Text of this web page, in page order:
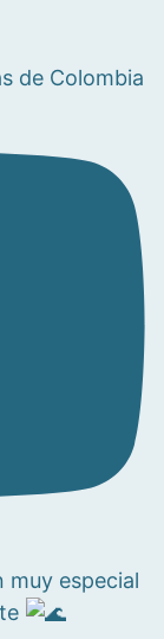
de Colombia
muy especial